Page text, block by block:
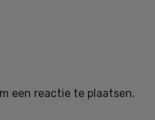
een reactie te plaatsen.